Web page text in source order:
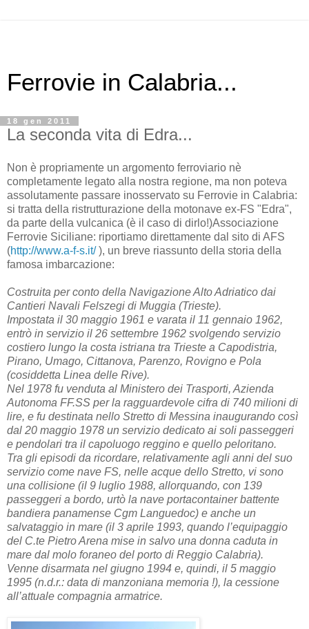
Ferrovie in Calabria...
18 gen 2011
La seconda vita di Edra...
Non è propriamente un argomento ferroviario nè
completamente legato alla nostra regione, ma non poteva
assolutamente passare inosservato su Ferrovie in Calabria:
si tratta della ristrutturazione della motonave ex-FS "Edra",
da parte della vulcanica (è il caso di dirlo!)Associazione
Ferrovie Siciliane: riportiamo direttamente dal sito di AFS
(http://www.a-f-s.it/), un breve riassunto della storia della
famosa imbarcazione:
Costruita per conto della Navigazione Alto Adriatico dai
Cantieri Navali Felszegi di Muggia (Trieste).
Impostata il 30 maggio 1961 e varata il 11 gennaio 1962,
entrò in servizio il 26 settembre 1962 svolgendo servizio
costiero lungo la costa istriana tra Trieste a Capodistria,
Pirano, Umago, Cittanova, Parenzo, Rovigno e Pola
(cosiddetta Linea delle Rive).
Nel 1978 fu venduta al Ministero dei Trasporti, Azienda
Autonoma FF.SS per la ragguardevole cifra di 740 milioni di
lire, e fu destinata nello Stretto di Messina inaugurando così
dal 20 maggio 1978 un servizio dedicato ai soli passeggeri
e pendolari tra il capoluogo reggino e quello peloritano.
Tra gli episodi da ricordare, relativamente agli anni del suo
servizio come nave FS, nelle acque dello Stretto, vi sono
una collisione (il 9 luglio 1988, allorquando, con 139
passeggeri a bordo, urtò la nave portacontainer battente
bandiera panamense Cgm Languedoc) e anche un
salvataggio in mare (il 3 aprile 1993, quando l’equipaggio
del C.te Pietro Arena mise in salvo una donna caduta in
mare dal molo foraneo del porto di Reggio Calabria).
Venne disarmata nel giugno 1994 e, quindi, il 5 maggio
1995 (n.d.r.: data di manzoniana memoria !), la cessione
all’attuale compagnia armatrice.